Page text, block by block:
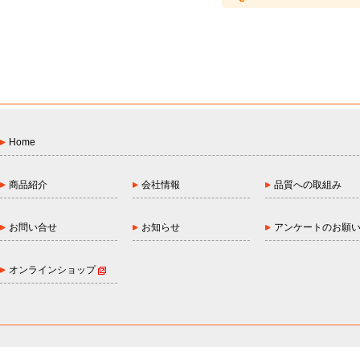
Home
商品紹介 会社情報 品質への取組み
お問い合せ お知らせ アンケートのお願い
オンラインショップ